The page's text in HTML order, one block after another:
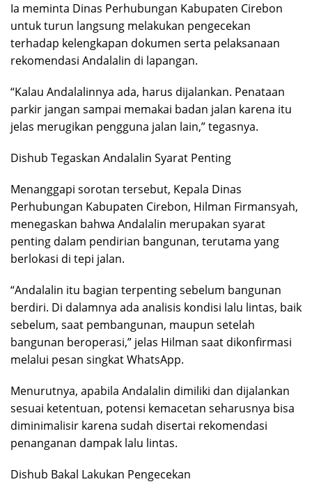
Ia meminta Dinas Perhubungan Kabupaten Cirebon
untuk turun langsung melakukan pengecekan
terhadap kelengkapan dokumen serta pelaksanaan
rekomendasi Andalalin di lapangan.
“Kalau Andalalinnya ada, harus dijalankan. Penataan
parkir jangan sampai memakai badan jalan karena itu
jelas merugikan pengguna jalan lain,” tegasnya.
Dishub Tegaskan Andalalin Syarat Penting
Menanggapi sorotan tersebut, Kepala Dinas
Perhubungan Kabupaten Cirebon, Hilman Firmansyah,
menegaskan bahwa Andalalin merupakan syarat
penting dalam pendirian bangunan, terutama yang
berlokasi di tepi jalan.
“Andalalin itu bagian terpenting sebelum bangunan
berdiri. Di dalamnya ada analisis kondisi lalu lintas, baik
sebelum, saat pembangunan, maupun setelah
bangunan beroperasi,” jelas Hilman saat dikonfirmasi
melalui pesan singkat WhatsApp.
Menurutnya, apabila Andalalin dimiliki dan dijalankan
sesuai ketentuan, potensi kemacetan seharusnya bisa
diminimalisir karena sudah disertai rekomendasi
penanganan dampak lalu lintas.
Dishub Bakal Lakukan Pengecekan